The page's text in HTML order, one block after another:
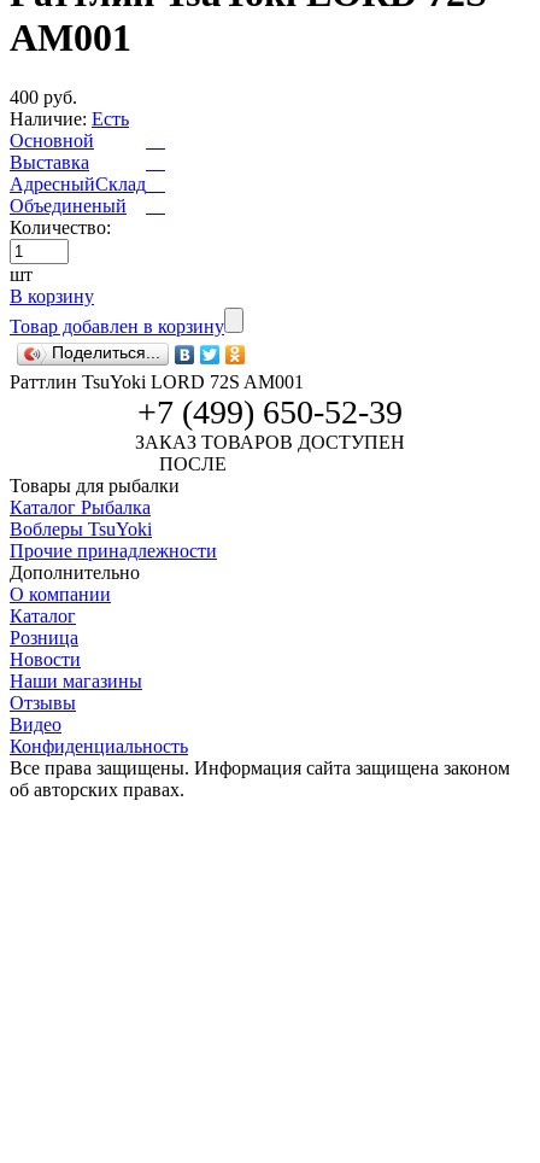
AM001
400 руб.
Наличие: Есть
Основной
Выставка
АдресныйСклад
Объединеный
Количество:
шт
В корзину
Товар добавлен в корзину
Поделиться...
Раттлин TsuYoki LORD 72S AM001
+7 (499) 650-52-39
ЗАКАЗ ТОВАРОВ ДОСТУПЕН
ПОСЛЕ
Товары для рыбалки
Каталог Рыбалка
Воблеры TsuYoki
Прочие принадлежности
Дополнительно
О компании
Каталог
Розница
Новости
Наши магазины
Отзывы
Видео
Конфиденциальность
Все права защищены. Информация сайта защищена законом
об авторских правах.